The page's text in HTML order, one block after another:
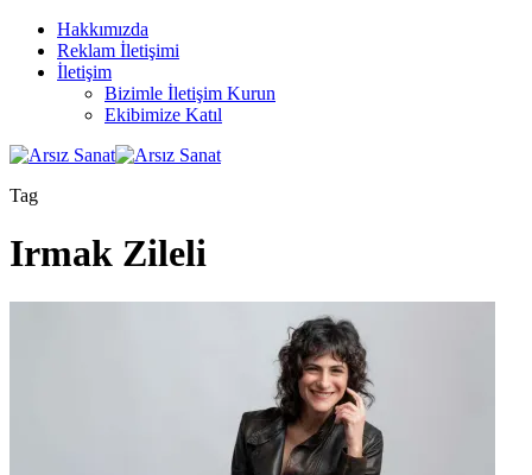
Hakkımızda
Reklam İletişimi
İletişim
Bizimle İletişim Kurun
Ekibimize Katıl
Tag
Irmak Zileli